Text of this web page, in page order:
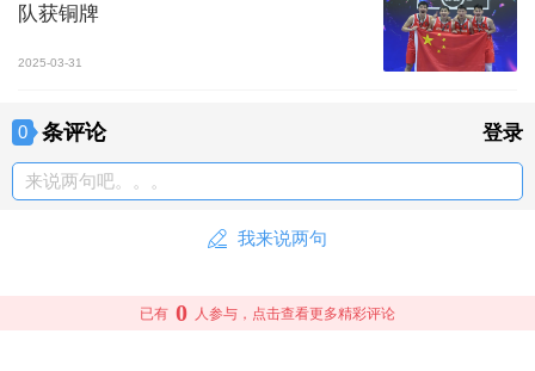
队获铜牌
2025-03-31
0 条评论 登录
来说两句吧。。。
我来说两句
已有 0 人参与，点击查看更多精彩评论